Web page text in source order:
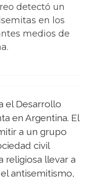
detectó un
en los
medios de
el Desarrollo
en Argentina. El
a un grupo
civil
religiosa llevar a
antisemitismo,